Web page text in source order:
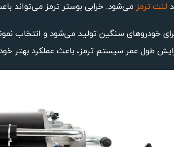
لنت ترمز می‌شود. خرابی بوستر ترمز می‌تواند
خودروهای سنگین تولید می‌شود و انتخاب
طول عمر سیستم ترمز، باعث عملکرد بهتر